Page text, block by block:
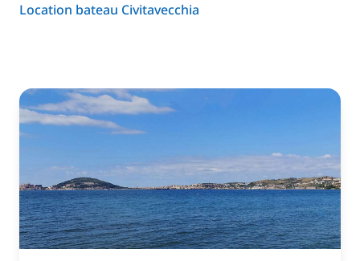
Location bateau Civitavecchia